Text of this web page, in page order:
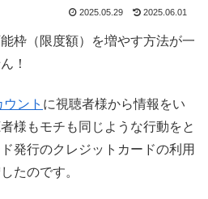
2025.05.29 2025.06.01
枠（限度額）を増やす方法が一
！
ント に視聴者様から情報をい
様もモチも同じような行動をと
発行のクレジットカードの利用
たのです。